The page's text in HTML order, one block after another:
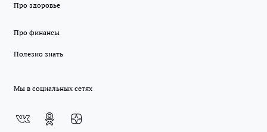
Про здоровье
Про финансы
Полезно знать
Мы в социальных сетях